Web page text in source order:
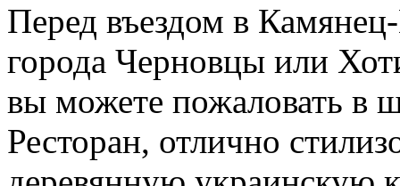
Перед въездом в
города Черновцы или
вы можете пожаловать в
Ресторан, отлично